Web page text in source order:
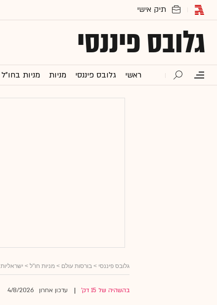
גלובס פיננסי
ראשי גלובס פיננסי מניות מניות בחו"ל
גלובס פיננסי > בורסות עולם > מניות חו"ל >
בהשהיה של 15 דק' עדכון אחרון 4/8/2026